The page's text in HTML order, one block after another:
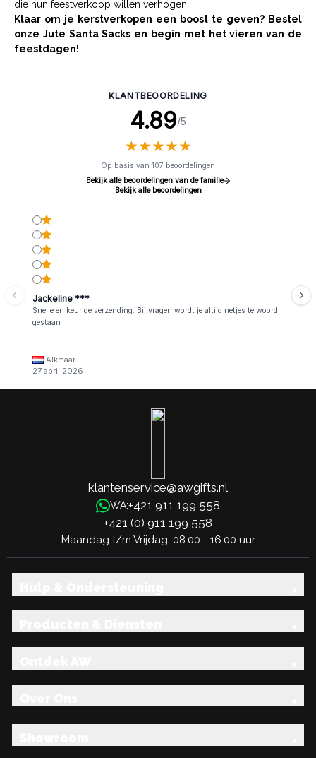
die hun feestverkoop willen verhogen.
Klaar om je kerstverkopen een boost te geven? Bestel
onze Jute Santa Sacks en begin met het vieren van de
feestdagen!
KLANTBEOORDELING
4.89/5
★★★★★
★★★★★
Op basis van 107 beoordelingen
Bekijk alle beoordelingen van de familie
Bekijk alle beoordelingen
Jackeline ***
Snelle en keurige verzending. Bij vragen wordt je altijd netjes te woord
gestaan
Alkmaar
27 april 2026
klantenservice@awgifts.nl
WA:+421 911 199 558
+421 (0) 911 199 558
Maandag t/m Vrijdag: 08:00 - 16:00 uur